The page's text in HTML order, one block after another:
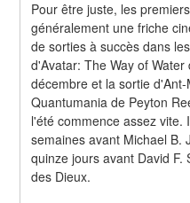
Pour être juste, les
généralement une friche
de sorties à succès dans
d'Avatar: The Way of
décembre et la sortie
Quantumania de Peyton
l'été commence assez vite.
semaines avant Michael B.
quinze jours avant David
des Dieux.